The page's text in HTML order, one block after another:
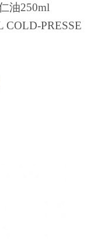
油250ml
PRESSE